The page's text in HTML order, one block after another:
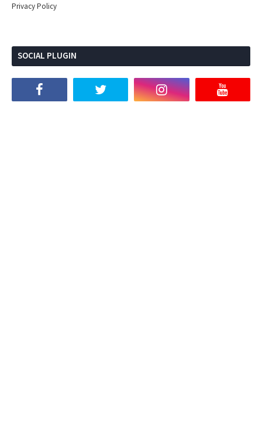
Privacy Policy
SOCIAL PLUGIN